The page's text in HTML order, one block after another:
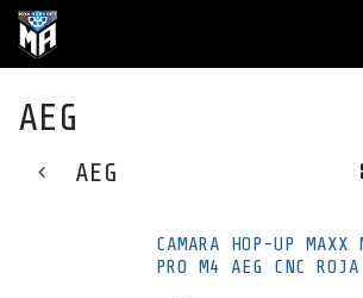
Ir al contenido
AEG
AEG
CAMARA HOP-UP MAXX
PRO M4 AEG CNC ROJA